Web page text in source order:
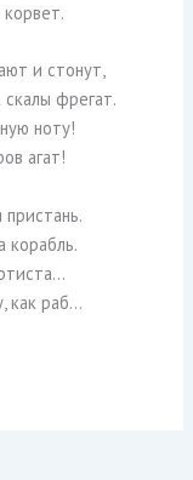
и стонут,
фрегат.
ноту!
агат!
корабль.
как раб…